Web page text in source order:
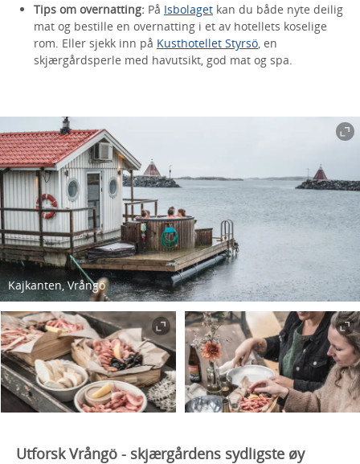
Tips om overnatting: På Isbolaget kan du både nyte deilig
mat og bestille en overnatting i et av hotellets koselige
rom. Eller sjekk inn på Kusthotellet Styrsö, en
skjærgårdsperle med havutsikt, god mat og spa.
Kajkanten, Vrångö
Utforsk Vrångö - skjærgårdens sydligste øy